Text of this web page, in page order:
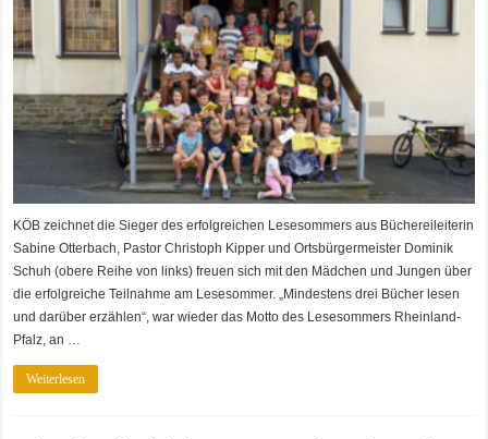
KÖB zeichnet die Sieger des erfolgreichen Lesesommers aus Büchereileiterin
Sabine Otterbach, Pastor Christoph Kipper und Ortsbürgermeister Dominik
Schuh (obere Reihe von links) freuen sich mit den Mädchen und Jungen über
die erfolgreiche Teilnahme am Lesesommer. „Mindestens drei Bücher lesen
und darüber erzählen“, war wieder das Motto des Lesesommers Rheinland-
Pfalz, an …
Weiterlesen